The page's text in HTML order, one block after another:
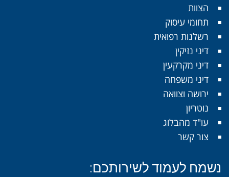
הצוות
תחומי עיסוק
רשלנות רפואית
דיני נזיקין
דיני מקרקעין
דיני משפחה
ירושה וצוואה
נוטריון
עו"ד מהבלוג
צור קשר
נשמח לעמוד לשירותכם: